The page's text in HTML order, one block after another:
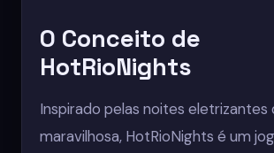
O Conceito de
HotRioNights
Inspirado pelas noites eletrizantes
maravilhosa, HotRioNights é um